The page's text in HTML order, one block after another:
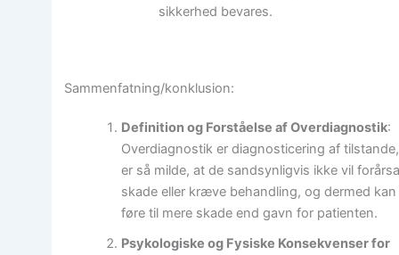
sikkerhed bevares.
Sammenfatning/konklusion:
Definition og Forståelse af Overdiagnostik:
Overdiagnostik er diagnosticering af
er så milde, at de sandsynligvis ikke vil
skade eller kræve behandling, og dermed kan
føre til mere skade end gavn for patienten.
Psykologiske og Fysiske Konsekvenser for